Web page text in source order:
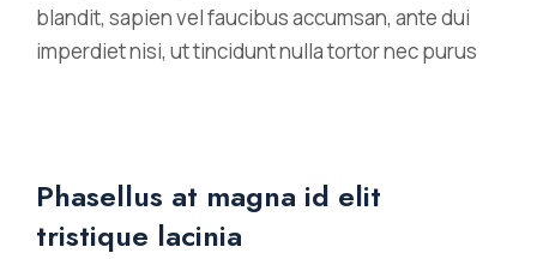
blandit, sapien vel faucibus accumsan, ante dui
imperdiet nisi, ut tincidunt nulla tortor nec purus
Phasellus at magna id elit
tristique lacinia